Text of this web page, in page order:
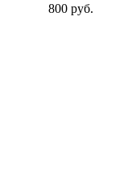
800 руб.